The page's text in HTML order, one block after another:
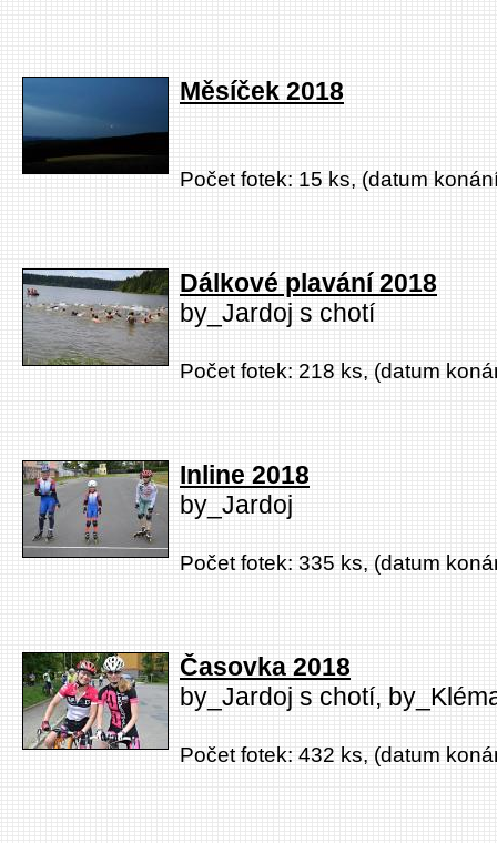
Měsíček 2018
Počet fotek: 15 ks, (datum
Dálkové plavání 2018
by_Jardoj s chotí
Počet fotek: 218 ks, (datum
Inline 2018
by_Jardoj
Počet fotek: 335 ks, (datum
Časovka 2018
by_Jardoj s chotí,
Počet fotek: 432 ks, (datum